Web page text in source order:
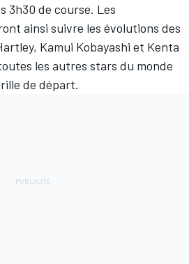
3h30 de course. Les
ainsi suivre les évolutions des
Kamui Kobayashi et Kenta
les autres stars du monde
de départ.